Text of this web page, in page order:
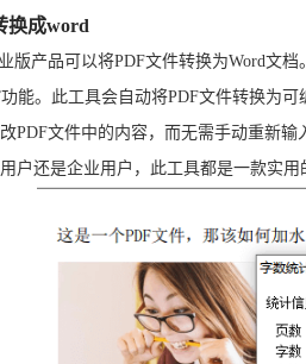
换成word
版产品可以将PDF文件转换为Word文
能。此工具会自动将PDF文件转换为
PDF文件中的内容，而无需手动重新
户还是企业用户，此工具都是一款实用